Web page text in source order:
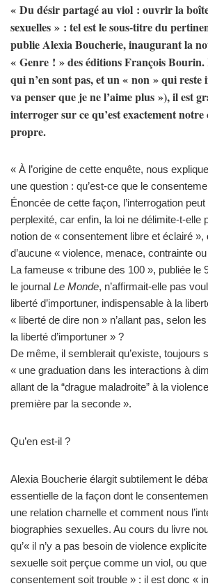
« Du désir partagé au viol : ouvrir la
sexuelles » : tel est le sous-titre du
publie Alexia Boucherie, inaugurant la
« Genre ! » des éditions François
qui n’en sont pas, et un « non » qui
va penser que je ne l’aime plus »), il est
interroger sur ce qu’est exactement notre
propre.
« À l’origine de cette enquête, nous
une question : qu’est-ce que le
Énoncée de cette façon, l’interrogation
perplexité, car enfin, la loi ne délimite-t-elle
notion de « consentement libre et éclairé »,
d’aucune « violence, menace, contrainte
La fameuse « tribune des 100 », publiée le
le journal Le Monde, n’affirmait-elle pas
liberté d’importuner, indispensable à la
« liberté de dire non » n’allant pas, selon
la liberté d’importuner » ?
De même, il semblerait qu’existe, toujours
« une graduation dans les interactions à
allant de la “drague maladroite” à la
première par la seconde ».
Qu’en est-il ?
Alexia Boucherie élargit subtilement le
essentielle de la façon dont le
une relation charnelle et comment nous
biographies sexuelles. Au cours du livre
qu’« il n’y a pas besoin de violence
sexuelle soit perçue comme un viol, ou
consentement soit trouble » : il est donc «